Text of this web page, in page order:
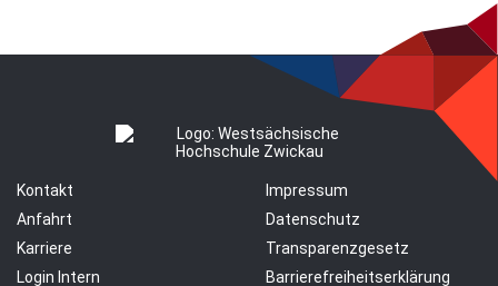
Kontakt
Anfahrt
Karriere
Login Intern
Impressum
Datenschutz
Transparenzgesetz
Barrierefreiheitserklärung